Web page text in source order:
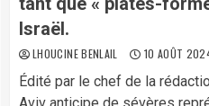
Israël.
LHOUCINE BENLAIL 10 AOÛT
Édité par le chef de la